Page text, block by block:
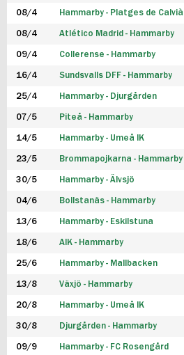
08/4 Hammarby - Platges de Calvià
08/4 Atlético Madrid - Hammarby
09/4 Collerense - Hammarby
16/4 Sundsvalls DFF - Hammarby
25/4 Hammarby - Djurgården
07/5 Piteå - Hammarby
14/5 Hammarby - Umeå IK
23/5 Brommapojkarna - Hammarby
30/5 Hammarby - Älvsjö
04/6 Bollstanäs - Hammarby
13/6 Hammarby - Eskilstuna
18/6 AIK - Hammarby
25/6 Hammarby - Mallbacken
13/8 Växjö - Hammarby
20/8 Hammarby - Umeå IK
30/8 Djurgården - Hammarby
09/9 Hammarby - FC Rosengård